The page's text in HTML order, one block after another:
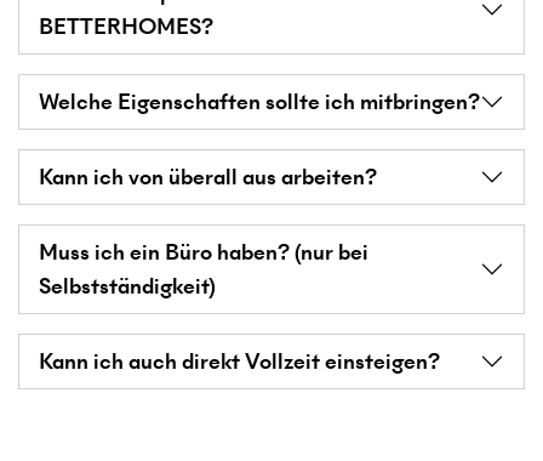
BETTERHOMES?
Welche Eigenschaften sollte ich mitbringen?
Kann ich von überall aus arbeiten?
Muss ich ein Büro haben? (nur bei
Selbstständigkeit)
Kann ich auch direkt Vollzeit einsteigen?